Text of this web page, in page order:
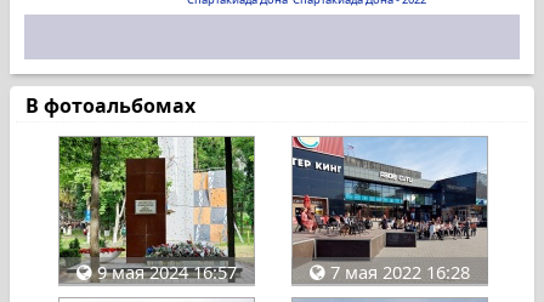
В фотоальбомах
9 мая 2024 16:57 7 мая 2022 16:28